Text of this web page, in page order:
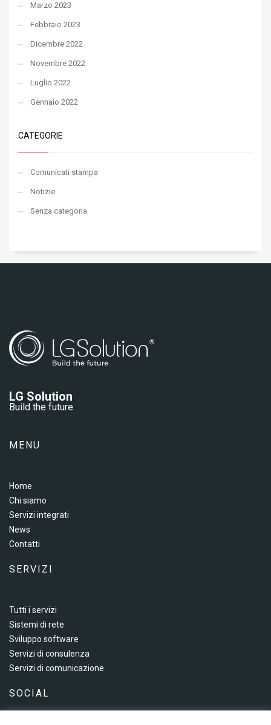
Marzo 2023
Febbraio 2023
Dicembre 2022
Novembre 2022
Luglio 2022
Gennaio 2022
CATEGORIE
Comunicati stampa
Notizie
Senza categoria
LG Solution
Build the future
MENU
Home
Chi siamo
Servizi integrati
News
Contatti
SERVIZI
Tutti i servizi
Sistemi di rete
Sviluppo software
Servizi di consulenza
Servizi di comunicazione
SOCIAL